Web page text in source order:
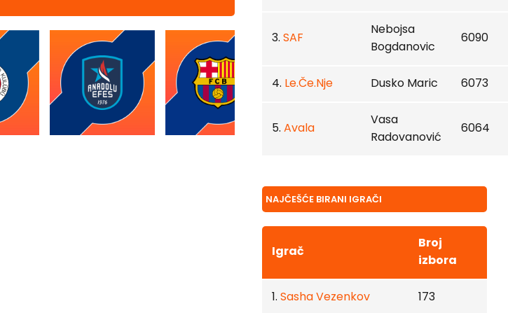
3. SAF
Nebojsa
Bogdanovic
6090
4. Le.Če.Nje Dusko Maric 6073
5. Avala
Vasa
Radovanović
6064
NAJČEŠĆE BIRANI IGRAČI
Igrač
Broj
izbora
1. Sasha Vezenkov 173